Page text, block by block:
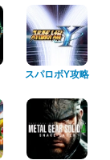
スパロボY攻略